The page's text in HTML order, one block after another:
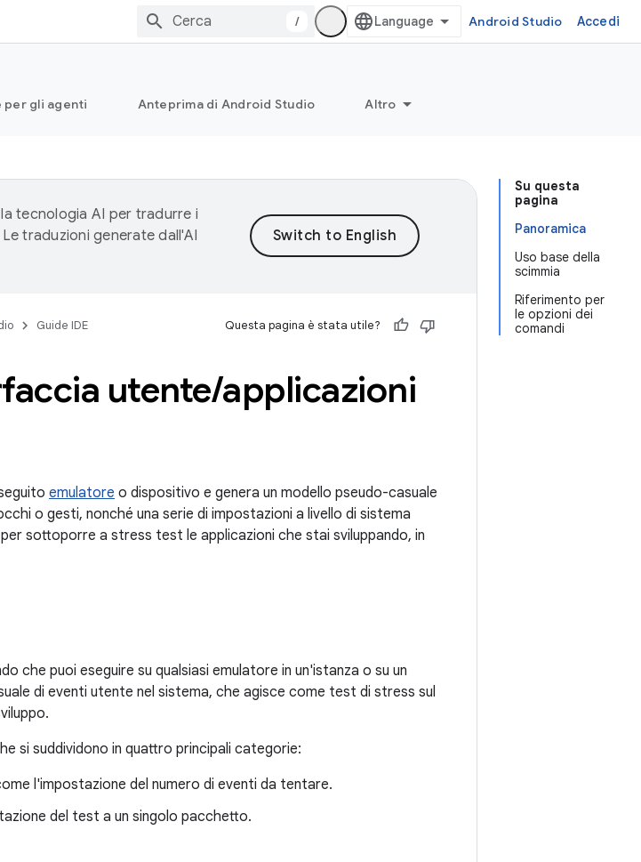
/ Android Studio Accedi
gli agenti Anteprima di Android Studio Altro
Su questa
pagina
Panoramica
Uso base della
scimmia
Riferimento per
le opzioni dei
comandi
tecnologia AI per tradurre i
traduzioni generate dall'AI
Guide IDE Questa pagina è stata utile?
utente/applicazioni
emulatore o dispositivo e genera un modello pseudo-casuale
o gesti, nonché una serie di impostazioni a livello di sistema
sottoporre a stress test le applicazioni che stai sviluppando, in
che puoi eseguire su qualsiasi emulatore in un'istanza o su un
di eventi utente nel sistema, che agisce come test di stress sul
si suddividono in quattro principali categorie:
l'impostazione del numero di eventi da tentare.
del test a un singolo pacchetto.